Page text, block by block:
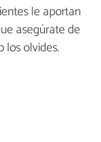
le aportan
asegúrate de
los olvides.